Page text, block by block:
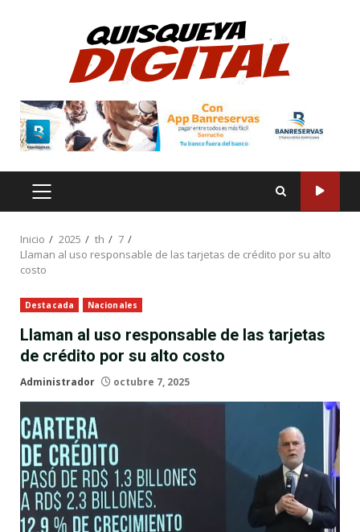
MENÚ
PRINCIPAL
Inicio 2025 th
7
Llaman al uso responsable de las tarjetas de crédito por su alto
costo
Destacada Nacionales
Llaman al uso responsable de las tarjetas
de crédito por su alto costo
Administrador octubre 7, 2025